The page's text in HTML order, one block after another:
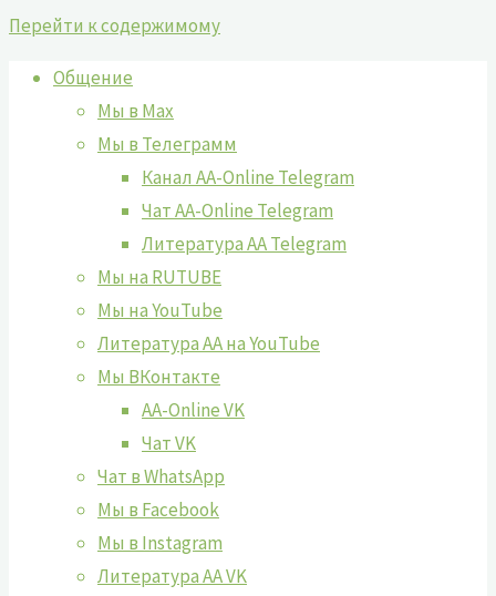
Перейти к содержимому
Общение
Мы в Max
Мы в Телеграмм
Канал AA-Online Telegram
Чат AA-Online Telegram
Литература АА Telegram
Мы на RUTUBE
Мы на YouTube
Литература АА на YouTube
Мы ВКонтакте
AA-Online VK
Чат VK
Чат в WhatsApp
Мы в Facebook
Мы в Instagram
Литература АА VK